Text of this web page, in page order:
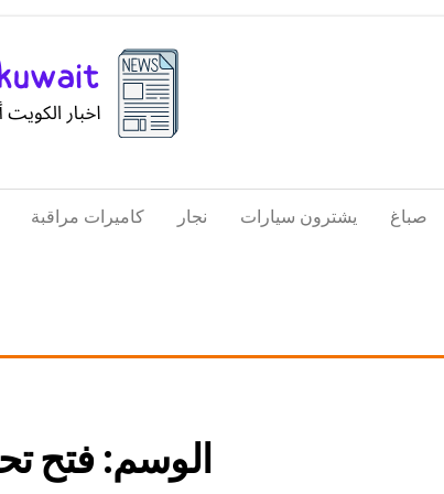
كاميرات مراقبة نجار يشترون سيارات صباغ
الوسم: فتح